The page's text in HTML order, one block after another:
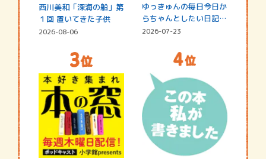
西川美和「深海の船」第
１回 置いてきた子供
2026-08-06
ゆっきゅんの毎日今日か
らちゃんとしたい日記
☆202…
2026-07-23